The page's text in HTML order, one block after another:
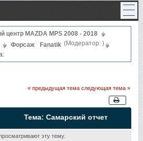
центр MAZDA MPS 2008 - 2018
Форсаж (Модератор:
Fanatik
)
« предыдущая тема следующая тема »
Тема: Самарский отчет
эту тему.